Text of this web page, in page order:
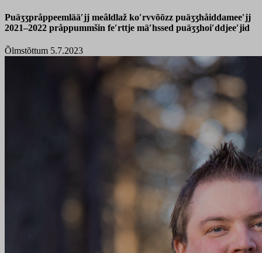
Puäʒʒpråppeemlääʹjj meâldlaž koʹrvvõõzz puäʒʒhåiddameeʹjj
2021–2022 pråppummšin feʹrttje mäʹhssed puäʒʒhoiʹddjeeʹjid
Õlmstõttum 5.7.2023